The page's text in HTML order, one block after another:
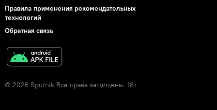
Правила применения рекомендательных
технологий
Обратная связь
© 2026 Sputnik Все права защищены. 18+